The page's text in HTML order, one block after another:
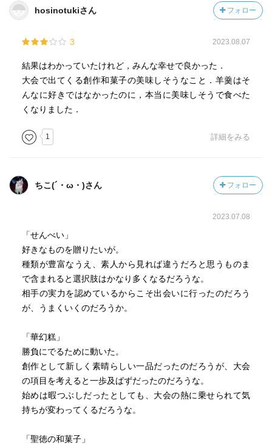
hosinotukiさん フォロー
3 2023.08.07
結果はわかっていたけれど，みんな幸せで良かった．
大会で出てくる創作和菓子の美味しそうなこと．羊羹はそ
んなに好きではなかったのに，本当に美味しそうで食べた
くなりました．
1 詳細をみる
ちこ(´・ω・)さん フォロー
2023.07.08
「せんべい」
好きなものを贈りたいが。
種類が豊富なうえ、素人から見れば違うだろと思うものま
で含まれると選択肢はかなり多くなるだろうな。
相手の実力を認めているからこそ出会いに行ったのだろう
が、うまくいくのだろうか。
「華幻糕」
勝負にでるために動いた。
創作として新しく素晴らしい一品だったのだろうが、大会
の項目を考えると一歩及ばずだったのだろうな。
始めは暇つぶしだったとしても、大会の熱に乗せられて気
持ちが変わってくるだろうな。
「聖徳の和菓子」